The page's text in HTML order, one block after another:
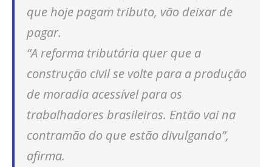
que hoje pagam tributo, vão deixar de
pagar.
“A reforma tributária quer que a
construção civil se volte para a produção
de moradia acessível para os
trabalhadores brasileiros. Então vai na
contramão do que estão divulgando”,
afirma.